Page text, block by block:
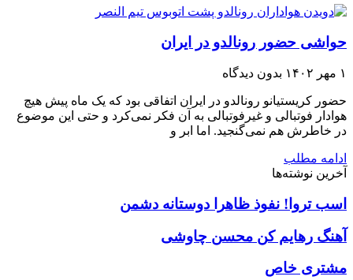
حواشی حضور رونالدو در ایران
۱ مهر ۱۴۰۲ بدون دیدگاه
حضور کریستیانو رونالدو در ایران اتفاقی بود که یک ماه پیش هیچ
هوادار فوتبالی و غیرفوتبالی به آن فکر نمی‌کرد و حتی این موضوع
در خاطرش هم نمی‌گنجید. اما ابر و
ادامه مطلب
آخرین نوشته‌ها
اسب تروا! نفوذ ظاهرا دوستانه دشمن
آهنگ رهایم کن محسن چاوشی
مشتری خاص